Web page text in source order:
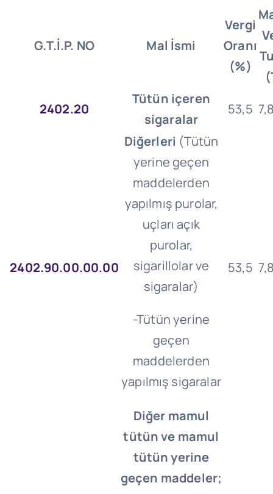
G.T.İ.P. NO Mal İsmi
Vergi
Oranı
(%)
2402.20
Tütün içeren
sigaralar
53,5
2402.90.00.00.00
Diğerleri (Tütün
yerine geçen
maddelerden
yapılmış purolar,
uçları açık
purolar,
sigarillolar ve
sigaralar)
-Tütün yerine
geçen
maddelerden
yapılmış sigaralar
53,5
Diğer mamul
tütün ve mamul
tütün yerine
geçen maddeler;